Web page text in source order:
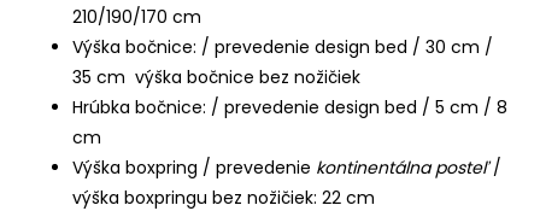
210/190/170 cm
Výška bočnice: / prevedenie design bed / 30 cm /
35 cm výška bočnice bez nožičiek
Hrúbka bočnice: / prevedenie design bed / 5 cm / 8
cm
Výška boxpring / prevedenie kontinentálna posteľ/
výška boxpringu bez nožičiek: 22 cm